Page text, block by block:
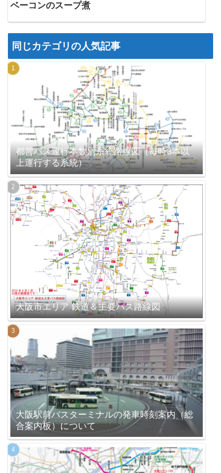
ベーコンのスープ煮
同じカテゴリの人気記事
都営バス運行本数別系統路線図（毎時3本以
上運行する系統）
大阪市エリア 鉄道＆主要バス路線図
大阪駅前バスターミナルの発車時刻案内（総
合案内板）について